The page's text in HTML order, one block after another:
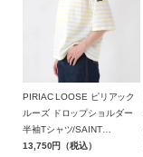
PIRIAC LOOSE ピリアック
ルーズ ドロップショルダー
半袖Tシャツ/SAINT
JAMES(セントジェームス)
13,750円（税込）